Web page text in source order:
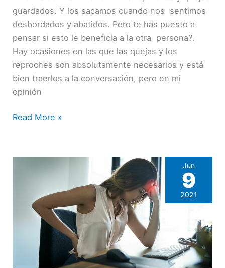
guardados. Y los sacamos cuando nos sentimos
desbordados y abatidos. Pero te has puesto a
pensar si esto le beneficia a la otra persona?.
Hay ocasiones en las que las quejas y los
reproches son absolutamente necesarios y está
bien traerlos a la conversación, pero en mi
opinión
atraemos
a
nadie.
Read More »
Jun
9
2021